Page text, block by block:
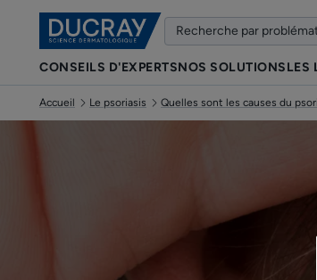
CONSEILS D'EXPERTSNOS SOLUTIONSLES
Accueil Le psoriasis Quelles sont les causes du